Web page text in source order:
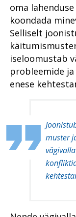
oma
koondada
Selliselt
iseloomustab
probleemide
enese
muster